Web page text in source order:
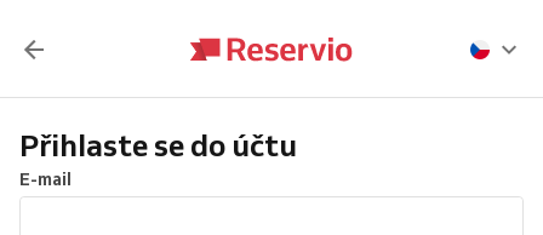
Přihlaste se do účtu
E-mail